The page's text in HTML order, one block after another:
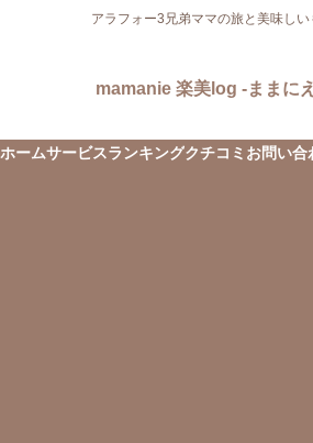
アラフォー3兄弟ママの旅と美味し
mamanie 楽美log -ままに
ホームサービスランキングクチコミ お問い合